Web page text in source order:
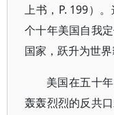
上书，P. 199）
个十年美国自我
国家，跃升为世界
美国在五十
轰轰烈烈的反共